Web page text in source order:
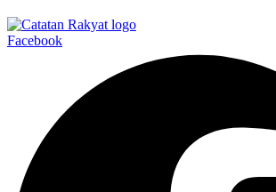
Facebook